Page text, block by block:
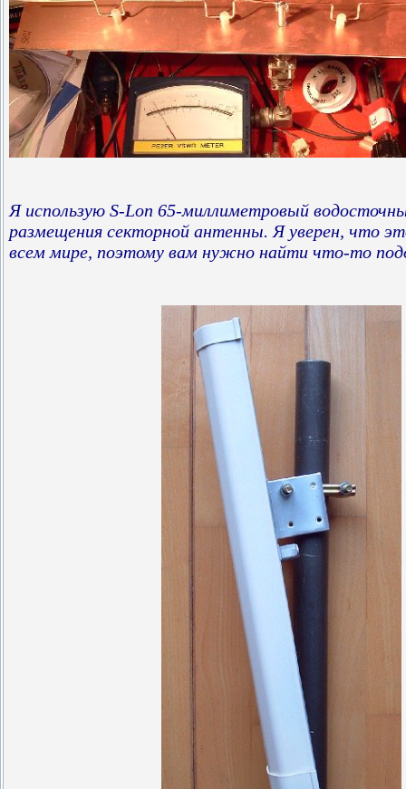
Я использую S-Lon 65-миллиметровый
размещения секторной антенны. Я уверен, что
всем мире, поэтому вам нужно найти что-то